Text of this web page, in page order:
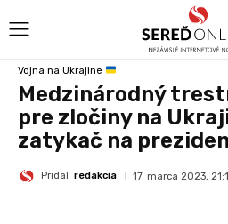
Vojna na Ukrajine
Medzinárodný
pre zločiny na
zatykač na
Pridal redakcia 17. marca 2023,